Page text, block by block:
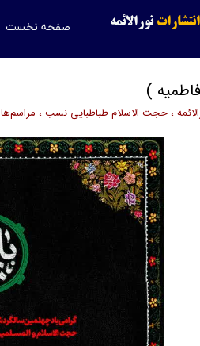
صفحه نخست نورالائمه
)
، حجت الاسلام طباطبایی نسب، مراسم‌ها